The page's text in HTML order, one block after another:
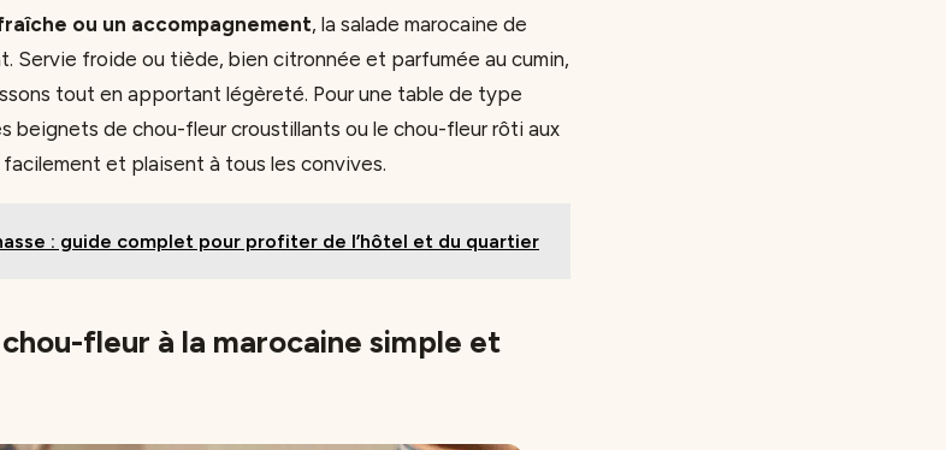
ou un accompagnement, la salade marocaine de
Servie froide ou tiède, bien citronnée et parfumée au cumin,
tout en apportant légèreté. Pour une table de type
beignets de chou-fleur croustillants ou le chou-fleur rôti aux
et plaisent à tous les convives.
: guide complet pour profiter de l’hôtel et du quartier
fleur à la marocaine simple et